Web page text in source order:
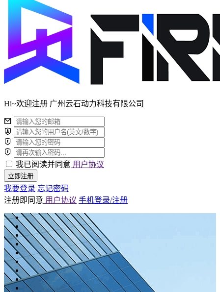
Hi~欢迎注册 广州云石动力科技有限公司
我已阅读并同意 用户协议
立即注册
我要登录 忘记密码
注册即同意 用户协议 手机登录/注册